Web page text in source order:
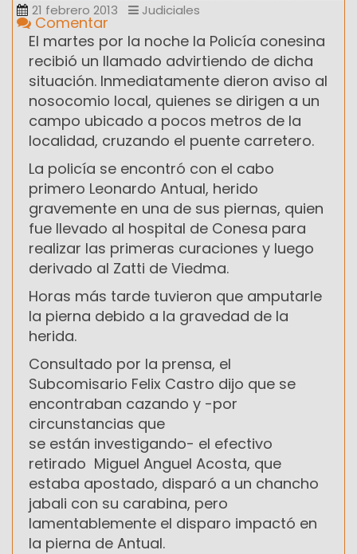
21 febrero 2013 Judiciales
Comentar
El martes por la noche la Policía conesina
recibió un llamado advirtiendo de dicha
situación. Inmediatamente dieron aviso al
nosocomio local, quienes se dirigen a un
campo ubicado a pocos metros de la
localidad, cruzando el puente carretero.
La policía se encontró con el cabo
primero Leonardo Antual, herido
gravemente en una de sus piernas, quien
fue llevado al hospital de Conesa para
realizar las primeras curaciones y luego
derivado al Zatti de Viedma.
Horas más tarde tuvieron que amputarle
la pierna debido a la gravedad de la
herida.
Consultado por la prensa, el
Subcomisario Felix Castro dijo que se
encontraban cazando y -por
circunstancias que
se están investigando- el efectivo
retirado Miguel Anguel Acosta, que
estaba apostado, disparó a un chancho
jabali con su carabina, pero
lamentablemente el disparo impactó en
la pierna de Antual.